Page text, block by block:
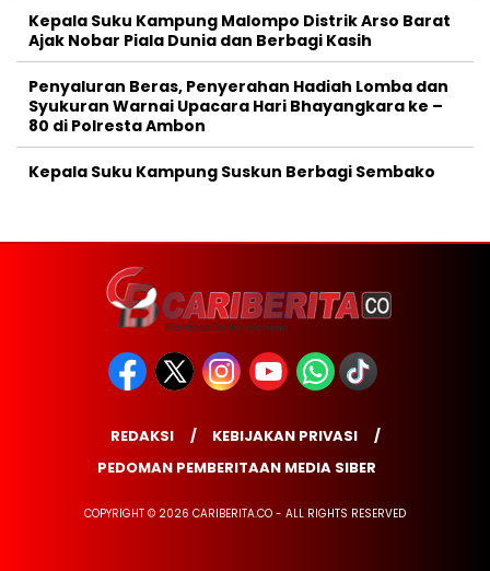
Kepala Suku Kampung Malompo Distrik Arso Barat
Ajak Nobar Piala Dunia dan Berbagi Kasih
Penyaluran Beras, Penyerahan Hadiah Lomba dan
Syukuran Warnai Upacara Hari Bhayangkara ke –
80 di Polresta Ambon
Kepala Suku Kampung Suskun Berbagi Sembako
REDAKSI
KEBIJAKAN PRIVASI
PEDOMAN PEMBERITAAN MEDIA SIBER
COPYRIGHT © 2026 CARIBERITA.CO - ALL RIGHTS RESERVED